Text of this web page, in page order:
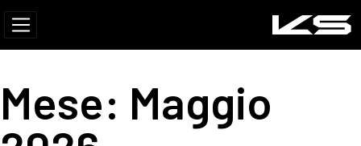
Mese: Maggio